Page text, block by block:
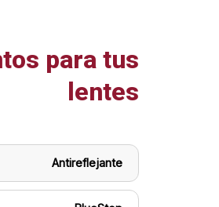
para tus
lentes
Antireflejante